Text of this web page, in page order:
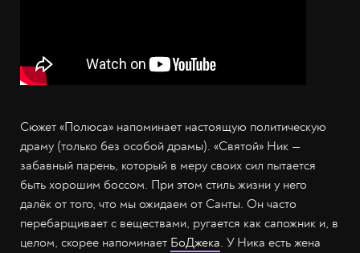
Сюжет «Полюса» напоминает настоящую политическую
драму (только без особой драмы). «Святой» Ник —
забавный парень, который в меру своих сил пытается
быть хорошим боссом. При этом стиль жизни у него
далёк от того, что мы ожидаем от Санты. Он часто
перебарщивает с веществами, ругается как сапожник и, в
целом, скорее напоминает БоДжека. У Ника есть жена